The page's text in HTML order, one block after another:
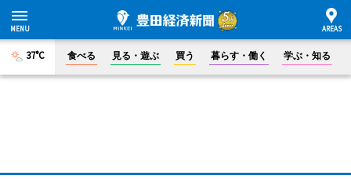
37°C 食べる 見る・遊ぶ 買う 暮らす・働く 学ぶ・知る